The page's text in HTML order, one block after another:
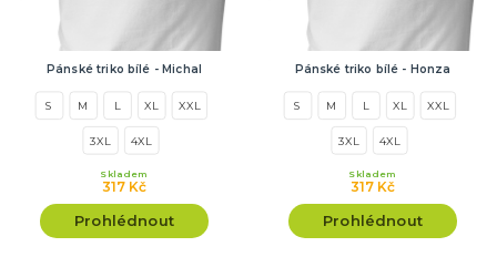
Pánské triko bílé - Michal
S M L XL XXL
3XL 4XL
317 Kč
Skladem
Prohlédnout
Pánské triko bílé - Honza
S M L XL XXL
3XL 4XL
317 Kč
Skladem
Prohlédnout